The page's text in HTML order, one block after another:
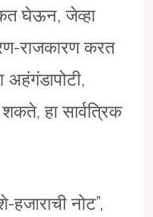
घेऊन, जेव्हा
राजकारण करत
अहंगंडापोटी,
हा सार्वत्रिक
नोट”,